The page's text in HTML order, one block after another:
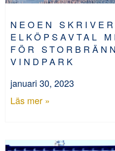
NEOEN
ELKÖPSAVTAL
FÖR
VINDPARK
januari 30, 2023
Läs mer »